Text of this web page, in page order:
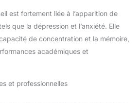
est fortement liée à l’apparition de
que la dépression et l’anxiété. Elle
de concentration et la mémoire,
académiques et
et professionnelles